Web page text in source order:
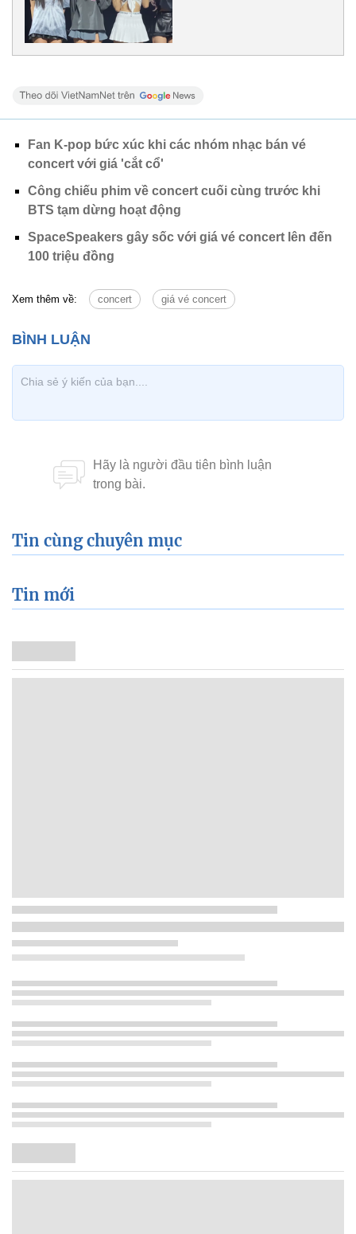
Fan K-pop bức xúc khi các nhóm nhạc bán vé
concert với giá 'cắt cổ'
Công chiếu phim về concert cuối cùng trước khi
BTS tạm dừng hoạt động
SpaceSpeakers gây sốc với giá vé concert lên đến
100 triệu đồng
Xem thêm về: concert giá vé concert
Tin cùng chuyên mục
Tin mới